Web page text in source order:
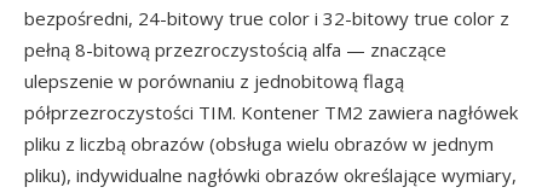
bezpośredni, 24-bitowy true color i 32-bitowy true color z
pełną 8-bitową przezroczystością alfa — znaczące
ulepszenie w porównaniu z jednobitową flagą
półprzezroczystości TIM. Kontener TM2 zawiera nagłówek
pliku z liczbą obrazów (obsługa wielu obrazów w jednym
pliku), indywidualne nagłówki obrazów określające wymiary,